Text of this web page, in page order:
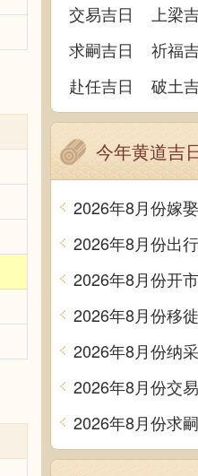
交易吉日
上梁
求嗣吉日
祈福
赴任吉日
破土
今年黄道吉
2026年8月份嫁
2026年8月份出
2026年8月份开
2026年8月份移
2026年8月份纳
2026年8月份交
2026年8月份求